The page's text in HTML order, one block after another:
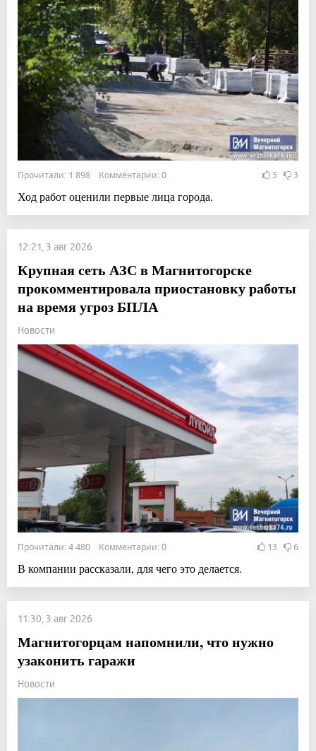
Прочитали: 1 898 Комментарии: 0 5 3
Ход работ оценили первые лица города.
12:21, 3 авг 2026
Крупная сеть АЗС в Магнитогорске
прокомментировала приостановку работы
на время угроз БПЛА
Новости
Прочитали: 4 480 Комментарии: 0 13 6
В компании рассказали, для чего это делается.
11:30, 3 авг 2026
Магнитогорцам напомнили, что нужно
узаконить гаражи
Новости